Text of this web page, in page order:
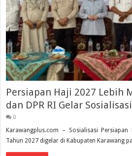
Persiapan Haji 2027 Lebih
dan DPR RI Gelar Sosialisasi
0
Karawangplus.com – Sosialisasi Persiapan
Tahun 2027 digelar di Kabupaten Karawang